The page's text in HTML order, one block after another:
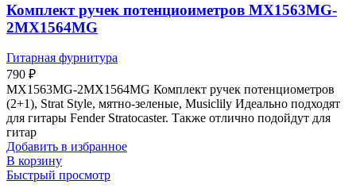
Комплект ручек потенциоиметров MX1563MG-
2MX1564MG
Гитарная фурнитура
790 ₽
MX1563MG-2MX1564MG Комплект ручек потенциометров
(2+1), Strat Style, мятно-зеленые, Musiclily Идеально подходят
для гитары Fender Stratocaster. Также отлично подойдут для
гитар
Добавить в избранное
В корзину
Быстрый просмотр